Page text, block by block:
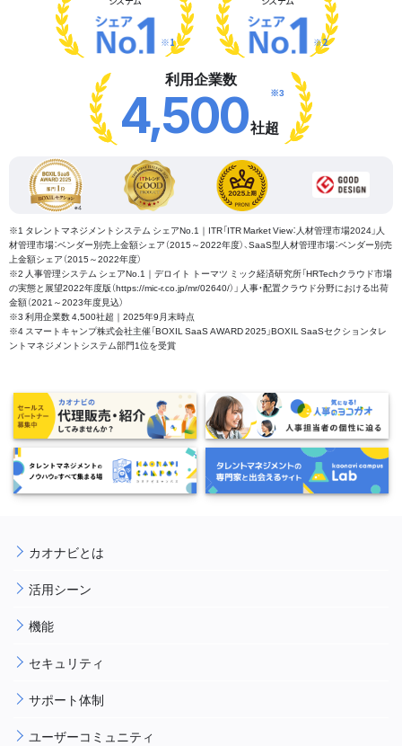
※1 ※2
利用企業数
4,500社超
※3
※1 タレントマネジメントシステム シェアNo.1｜ITR「ITR Market View：人材管理市場2024」人
材管理市場：ベンダー別売上金額シェア（2015～2022年度）、SaaS型人材管理市場：ベンダー別売
上金額シェア（2015～2022年度）
※2 人事管理システム シェアNo.1｜デロイト トーマツ ミック経済研究所「HRTechクラウド市場
の実態と展望2022年度版（https://mic-r.co.jp/mr/02640/）」 人事・配置クラウド分野における出荷
金額（2021～2023年度見込）
※3 利用企業数 4,500社超｜2025年9月末時点
※4 スマートキャンプ株式会社主催「BOXIL SaaS AWARD 2025」BOXIL SaaSセクションタレ
ントマネジメントシステム部門1位を受賞
カオナビとは
活用シーン
機能
セキュリティ
サポート体制
ユーザーコミュニティ